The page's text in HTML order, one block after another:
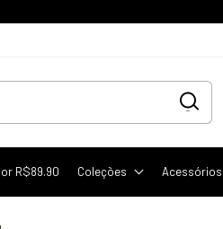
R$89.90 Coleções Acessórios